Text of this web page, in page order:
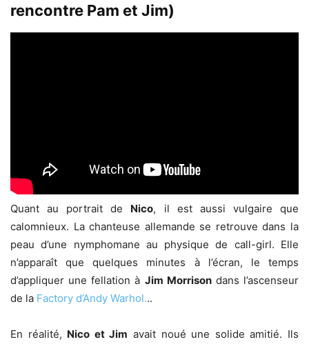
rencontre Pam et Jim)
Quant au portrait de Nico, il est aussi vulgaire que
calomnieux. La chanteuse allemande se retrouve dans la
peau d’une nymphomane au physique de call-girl. Elle
n’apparaît que quelques minutes à l’écran, le temps
d’appliquer une fellation à Jim Morrisondans l’ascenseur
de la Factory d’Andy Warhol...
En réalité, Nico et Jim avait noué une solide amitié. Ils